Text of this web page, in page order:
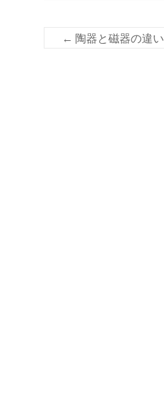
← 陶器と磁器の違い